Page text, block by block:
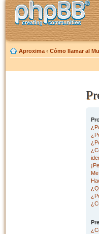
Aproxima ‹ Cómo llamar al